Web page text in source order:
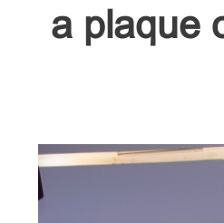
a plaque